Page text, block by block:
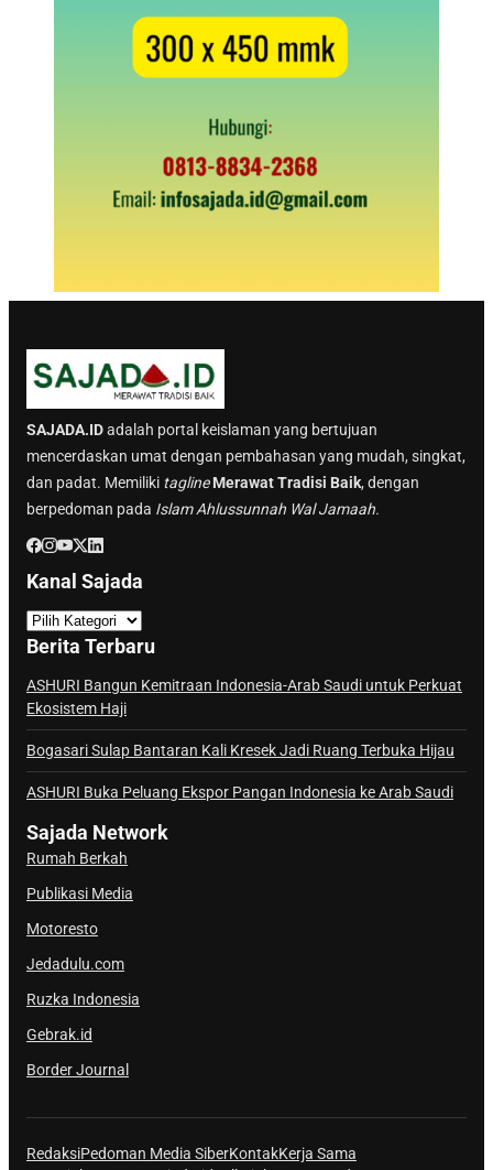
SAJADA.IDadalah portal keislaman yang bertujuan
mencerdaskan umat dengan pembahasan yang mudah, singkat,
dan padat. Memiliki tagline Merawat Tradisi Baik, dengan
berpedoman pada Islam Ahlussunnah Wal Jamaah.
Kanal Sajada
a
n
a
l
j
d
a
Berita Terbaru
ASHURI Bangun Kemitraan Indonesia-Arab Saudi untuk Perkuat
Ekosistem Haji
Bogasari Sulap Bantaran Kali Kresek Jadi Ruang Terbuka Hijau
ASHURI Buka Peluang Ekspor Pangan Indonesia ke Arab Saudi
Sajada Network
Rumah Berkah
Publikasi Media
Motoresto
Jedadulu.com
Ruzka Indonesia
Gebrak.id
Border Journal
RedaksiPedoman Media SiberKontakKerja Sama